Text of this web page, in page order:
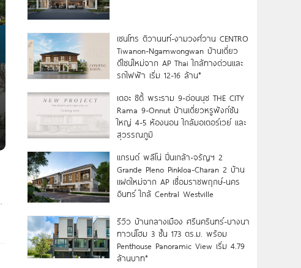
เซนโทร ติวานนท์-งามวงศ์วาน CENTRO
Tiwanon-Ngamwongwan บ้านเดี่ยว
ดีไซน์ใหม่จาก AP Thai ใกล้ทางด่วนและ
รถไฟฟ้า เริ่ม 12-16 ล้าน*
เดอะ ซิตี้ พระราม 9-อ่อนนุช THE CITY
Rama 9-Onnut บ้านเดี่ยวหรูฟังก์ชัน
ใหญ่ 4-5 ห้องนอน ใกล้มอเตอร์เวย์ และ
สุวรรณภูมิ
แกรนด์ พลีโน่ ปิ่นเกล้า-จรัญฯ 2
Grande Pleno Pinkloa-Charan 2 บ้าน
แฝดใหม่จาก AP เชื่อมราชพฤกษ์-นคร
อินทร์ ใกล้ Central Westville
รีวิว บ้านกลางเมือง ศรีนครินทร์-บางนา
ทาวน์โฮม 3 ชั้น 173 ตร.ม. พร้อม
Penthouse Panoramic View เริ่ม 4.79
ล้านบาท*